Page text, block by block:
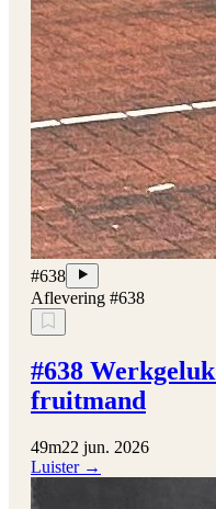
#638
Aflevering #638
#638
fruitmand
49m22 jun. 2026
Luister →